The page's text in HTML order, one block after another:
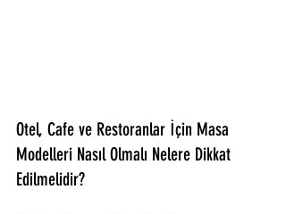
Otel, Cafe ve Restoranlar İçin Masa
Modelleri Nasıl Olmalı Nelere Dikkat
Edilmelidir?